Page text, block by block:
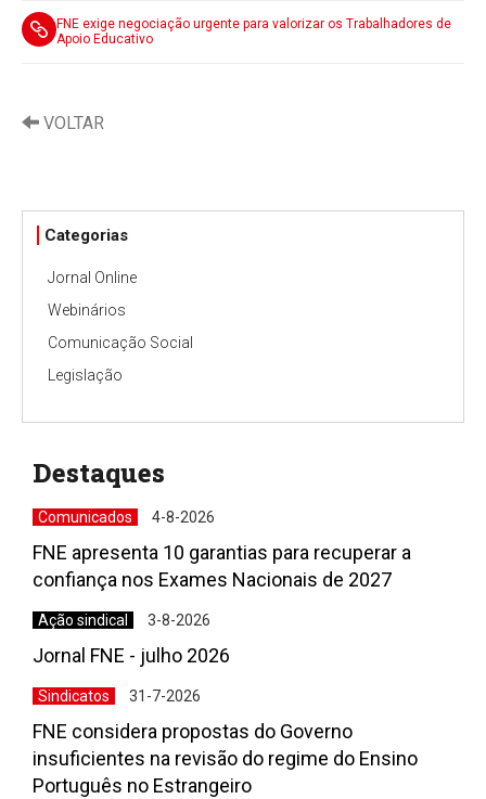
FNE exige negociação urgente para valorizar os Trabalhadores de
Apoio Educativo
VOLTAR
Categorias
Jornal Online
Webinários
Comunicação Social
Legislação
Destaques
Comunicados 4-8-2026
FNE apresenta 10 garantias para recuperar a
confiança nos Exames Nacionais de 2027
Ação sindical 3-8-2026
Jornal FNE - julho 2026
Sindicatos 31-7-2026
FNE considera propostas do Governo
insuficientes na revisão do regime do Ensino
Português no Estrangeiro